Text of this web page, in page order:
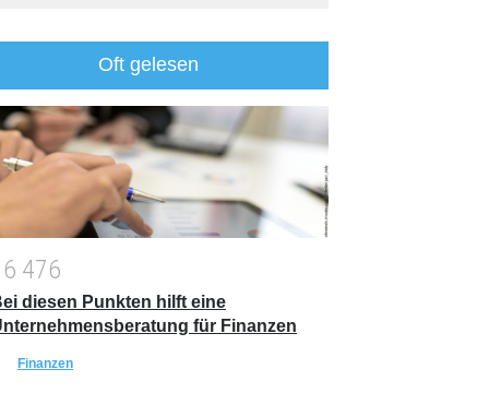
Oft gelesen
6 476
diesen Punkten hilft eine
für Finanzen
Finanzen